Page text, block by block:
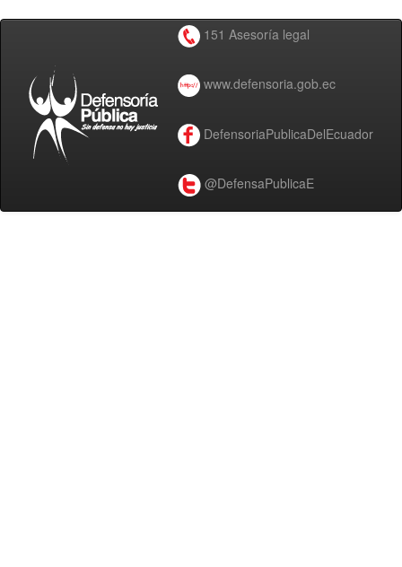
151 Asesoría legal
www.defensoria.gob.ec
DefensoriaPublicaDelEcuador
@DefensaPublicaE